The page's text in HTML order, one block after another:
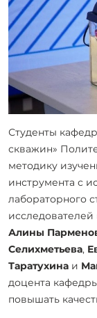
Студенты
скважин»
методику
инструмента с
лабораторного
исследователей
Алины
Селихметьева,
Таратухина и
доцента
повышать